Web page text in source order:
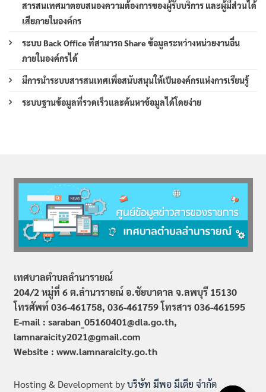
สารสนเทศมาตอบสนองความต้องการของผู้รับบริการ และผู้มีส่วนได้
เสียภายในองค์กร
ระบบ Back Office ที่สามารถ Share ข้อมูลระหว่างหน่วยงานอื่น
ภายในองค์กรได้
มีการนำระบบสารสนเทศเพื่อสนับสนุนให้เป็นองค์กรแห่งการเรียนรู้
ระบบฐานข้อมูลที่รวดเร็วและค้นหาข้อมูลได้โดยง่าย
เทศบาลตำบลลำนารายณ์
204/2 หมู่ที่ 6 ต.ลำนารายณ์ อ.ชัยบาดาล จ.ลพบุรี 15130
โทรศัพท์ 036-461758, 036-461759 โทรสาร 036-461595
E-mail : saraban_05160401@dla.go.th,
lamnaraicity2021@gmail.com
Website : www.lamnaraicity.go.th
Hosting & Development byบริษัท มีพอ มีเดีย จำกัด